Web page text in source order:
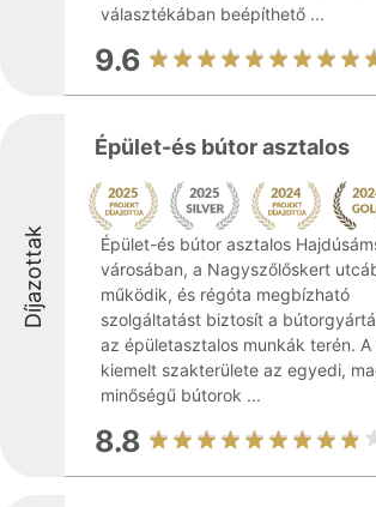
választékában beépíthető ...
9.6
Díjazottak
Épület-és bútor asztalos
Épület-és bútor asztalos
városában, a Nagyszőlőskert
működik, és régóta megbízható
szolgáltatást biztosít a
az épületasztalos munkák terén. A
kiemelt szakterülete az egyedi,
minőségű bútorok ...
8.8